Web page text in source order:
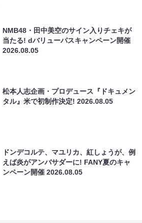
NMB48・田中美空のサイン入りチェキが
当たる! dバリューパスキャンペーン開催
2026.08.05
松本人志企画・プロデュース『ドキュメン
タル』米で初制作決定!2026.08.05
ドンデコルテ、マユリカ、紅しょうが、例
えば炎がアンバサダーに! FANY夏のキャ
ンペーン開催2026.08.05